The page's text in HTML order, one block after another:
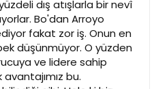
dış atışlarla bir nevî
Bo'dan Arroyo
fakat zor iş. Onun en
düşünmüyor. O yüzden
ve lidere sahip
bu.